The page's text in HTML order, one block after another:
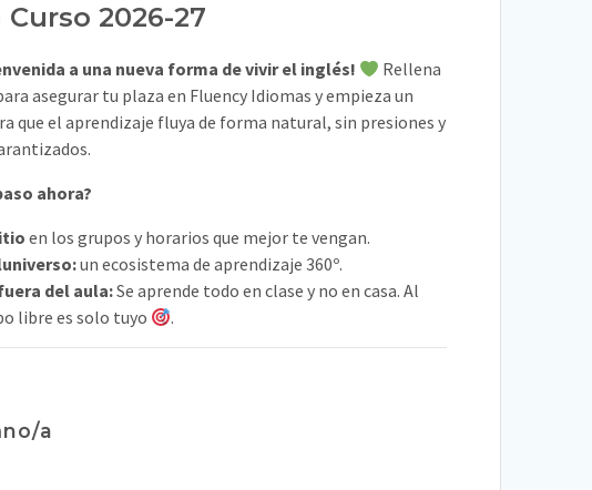
2026-27
a una nueva forma de vivir el inglés!
Rellena
asegurar tu plaza en Fluency Idiomas y empieza un
que el aprendizaje fluya de forma natural, sin presiones y
ahora?
en los grupos y horarios que mejor te vengan.
un ecosistema de aprendizaje 360º.
del aula:Se aprende todo en clase y no en casa. Al
libre es solo tuyo
.
a